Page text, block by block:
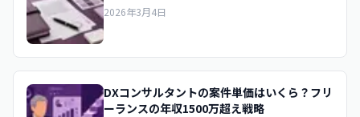
2026年3月4日
DXコンサルタントの案件単価はいくら？フリ
ーランスの年収1500万超え戦略